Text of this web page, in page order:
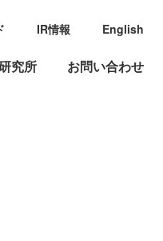
究所 お問い合わせ
IR情報 English